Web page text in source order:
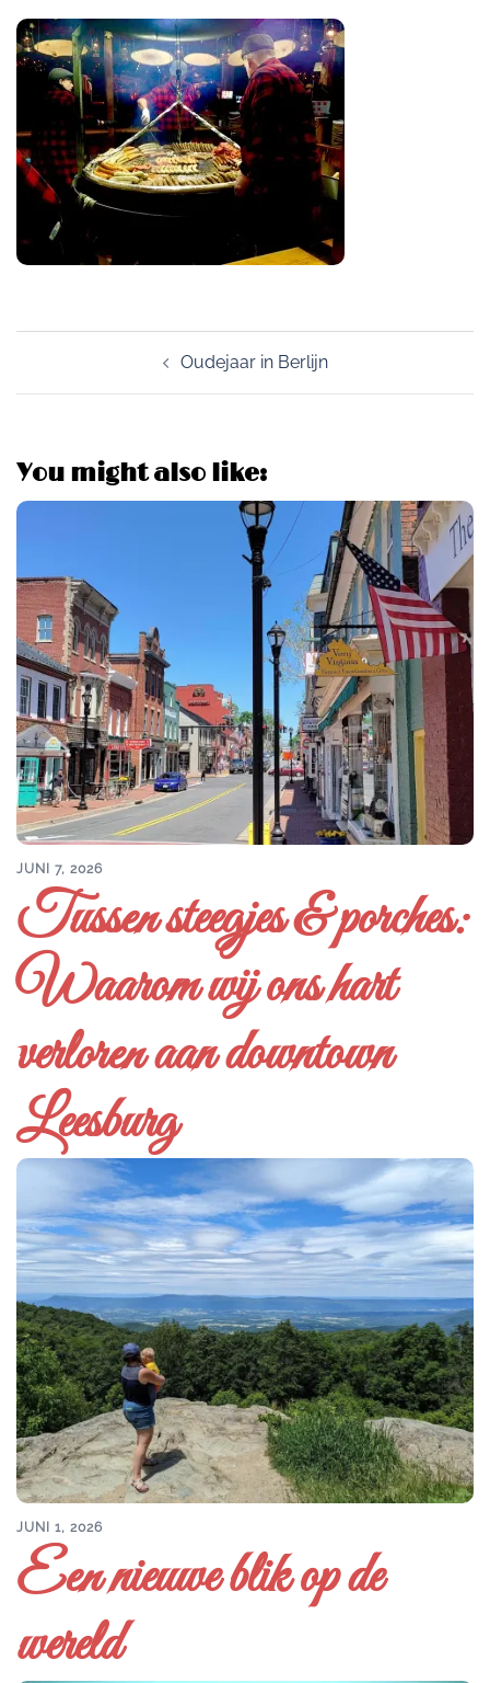
navigation
Oudejaar in Berlijn
You might also like:
JUNI 7, 2026
Tussen steegjes & porches:
Waarom wij ons hart
verloren aan downtown
Leesburg
JUNI 1, 2026
Een nieuwe blik op de
wereld